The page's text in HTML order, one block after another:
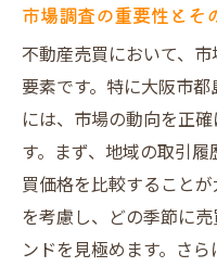
現する方法
大阪市都島区
地域内の人気
近隣開発プロ
地元の住民ニ
季節ごとの市
競合物件に対
市場調査の重要性とそ
不動産売買において、
要素です。特に大阪市
には、市場の動向を正
す。まず、地域の取引
買価格を比較すること
を考慮し、どの季節に
ンドを見極めます。さ